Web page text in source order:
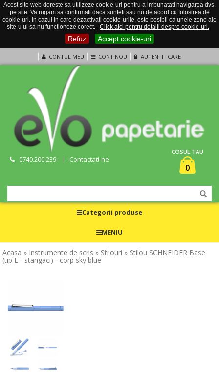
Acest site web doreste sa utilizeze cookie-uri pentru a imbunatati navigarea dvs.
pe site. Va rugam sa confirmati daca sunteti sau nu de acord cu folosirea de
cookie-uri. In cazul in care dezactivati cookie-urile, este posibil ca unele zone ale
site-ului sa nu functioneze corect.
Click aici pentru detalii despre cookie-uri.
Refuz Accept cookie-uri
CONTUL MEU CONT NOU AUTENTIFICARE
0740.200.239 Contactati-ne
COSUL TAU
0
Categorii produse
MENIU
Acasa » Instrumente de scris » Stilouri » Stilou SCHNEIDER Base
(tip L - stangaci) - corp sky blue